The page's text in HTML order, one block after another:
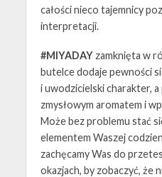
całości nieco tajemnicy
interpretacji.
#MIYADAYzamknięta w
butelce dodaje pewności
i uwodzicielski charakter,
zmysłowym aromatem i
Może bez problemu stać
elementem Waszej
zachęcamy Was do
okazjach, by zobaczyć, że